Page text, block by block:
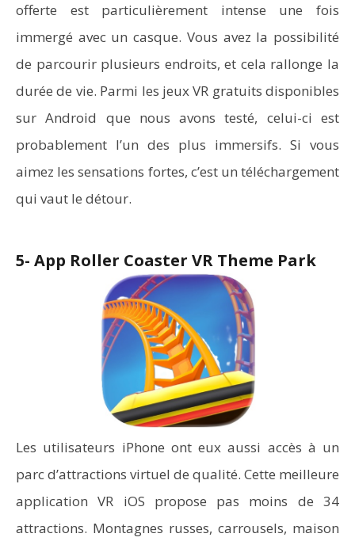
offerte est particulièrement intense une fois
immergé avec un casque. Vous avez la possibilité
de parcourir plusieurs endroits, et cela rallonge la
durée de vie. Parmi les jeux VR gratuits disponibles
sur Android que nous avons testé, celui-ci est
probablement l’un des plus immersifs. Si vous
aimez les sensations fortes, c’est un téléchargement
qui vaut le détour.
5- App Roller Coaster VR Theme Park
Les utilisateurs iPhone ont eux aussi accès à un
parc d’attractions virtuel de qualité. Cette meilleure
application VR iOS propose pas moins de 34
attractions. Montagnes russes, carrousels, maison